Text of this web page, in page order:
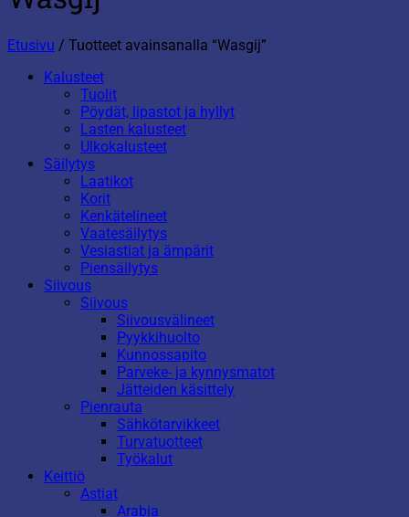
Etusivu / Tuotteet avainsanalla “Wasgij”
Kalusteet
Tuolit
Pöydät, lipastot ja hyllyt
Lasten kalusteet
Ulkokalusteet
Säilytys
Laatikot
Korit
Kenkätelineet
Vaatesäilytys
Vesiastiat ja ämpärit
Piensäilytys
Siivous
Siivous
Siivousvälineet
Pyykkihuolto
Kunnossapito
Parveke- ja kynnysmatot
Jätteiden käsittely
Pienrauta
Sähkötarvikkeet
Turvatuotteet
Työkalut
Keittiö
Astiat
Arabia